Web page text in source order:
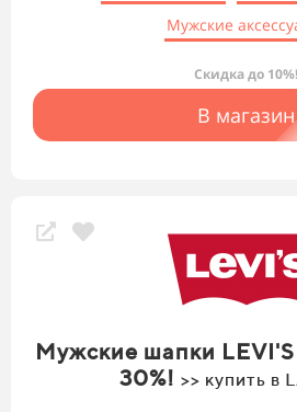
Мужские
Скидка до 10%!
В магазин
Мужские шапки LEVI'S
30%! >> купить в